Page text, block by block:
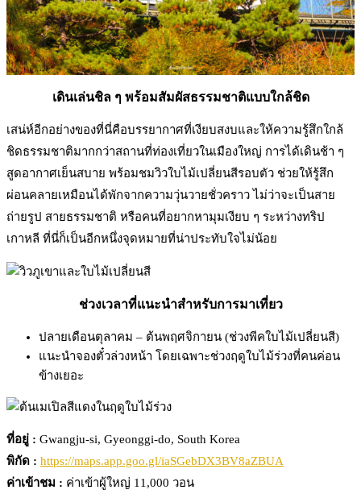
เดินเล่นชิล ๆ พร้อมสัมผัสธรรมชาติแบบใกล้ชิด
เสน่ห์อีกอย่างของที่นี่คือบรรยากาศที่เงียบสงบและให้ความรู้สึกใกล้
ชิดธรรมชาติมากกว่าสถานที่ท่องเที่ยวในเมืองใหญ่ การได้เดินช้า ๆ
สูดอากาศเย็นสบาย พร้อมชมวิวใบไม้เปลี่ยนสีรอบตัว ช่วยให้รู้สึก
ผ่อนคลายเหมือนได้พักจากความวุ่นวายชั่วคราว ไม่ว่าจะเป็นสาย
ถ่ายรูป สายธรรมชาติ หรือคนที่อยากหามุมเงียบ ๆ ระหว่างทริป
เกาหลี ที่นี่ก็เป็นอีกหนึ่งจุดหมายที่น่าประทับใจไม่น้อย
ช่วงเวลาที่แนะนำสำหรับการมาเที่ยว
ปลายเดือนตุลาคม – ต้นพฤศจิกายน (ช่วงพีคใบไม้เปลี่ยนสี)
แนะนำจองตั๋วล่วงหน้า โดยเฉพาะช่วงฤดูใบไม้ร่วงที่คนค่อน
ข้างเยอะ
ที่อยู่ : Gwangju-si, Gyeonggi-do, South Korea
พิกัด : https://maps.app.goo.gl/iaSGebDX3BV8aZBUA
ค่าเข้าชม : ค่าเข้าผู้ใหญ่ 11,000 วอน